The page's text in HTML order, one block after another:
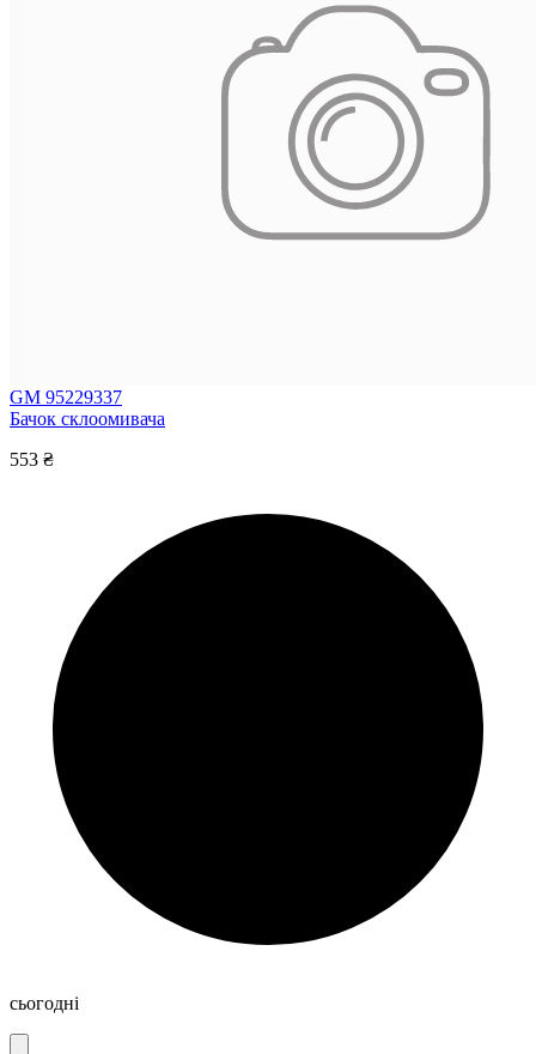
GM 95229337
Бачок склоомивача
553 ₴
сьогодні